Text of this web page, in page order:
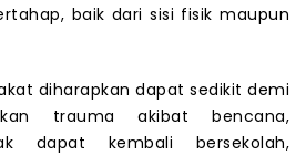
baik dari sisi fisik maupun
diharapkan dapat sedikit demi
trauma akibat bencana,
dapat kembali bersekolah,